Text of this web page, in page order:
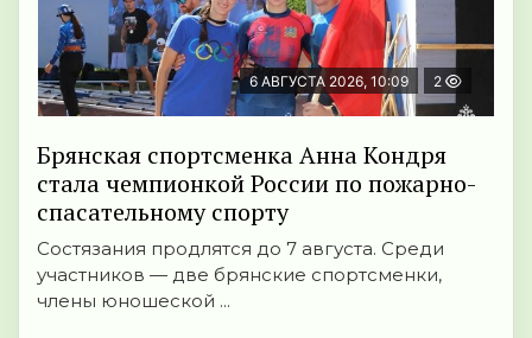
6 АВГУСТА 2026, 10:09 2
Брянская спортсменка Анна Кондря
стала чемпионкой России по пожарно-
спасательному спорту
Состязания продлятся до 7 августа. Среди
участников — две брянские спортсменки,
члены юношеской ...